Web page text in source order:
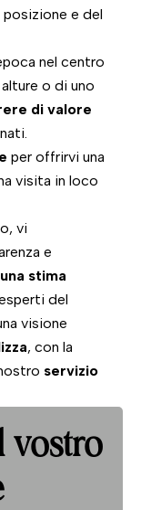
e del
nel centro
o di uno
di valore
per offrirvi una
visita in loco
vi
e
una stima
del
visione
, con la
servizio
vostro